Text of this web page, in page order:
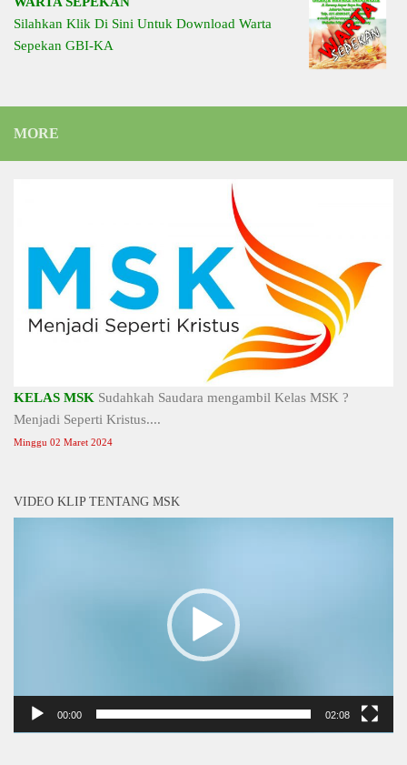
Silahkan Klik Di Sini Untuk Download Warta
Sepekan GBI-KA
MORE
KELAS MSK Sudahkah Saudara mengambil Kelas MSK ?
Menjadi Seperti Kristus....
Minggu 02 Maret 2024
VIDEO KLIP TENTANG MSK
00:00 02:08